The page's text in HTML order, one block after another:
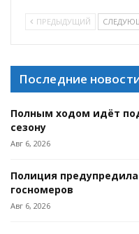
ПРЕДЫДУЩИЙ
Последние
Полным ходом идёт
сезону
Авг 6, 2026
Полиция
госномеров
Авг 6, 2026